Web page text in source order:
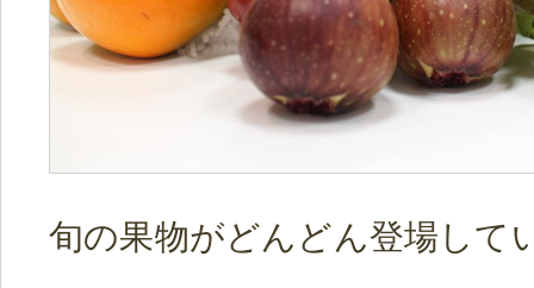
旬の果物がどんどん登場して